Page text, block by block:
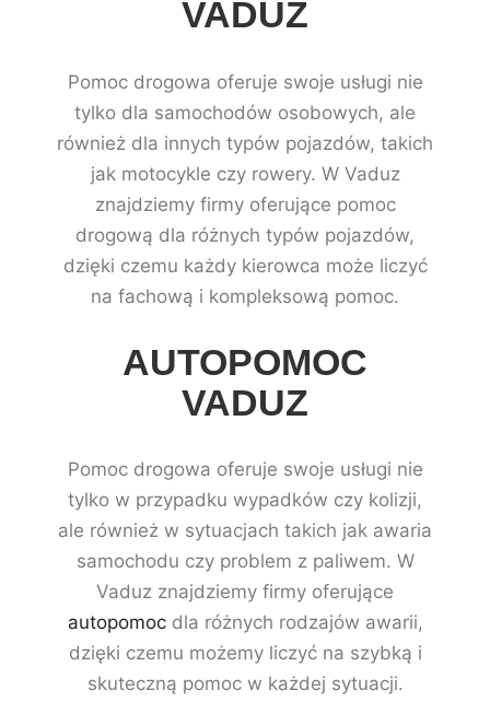
VADUZ
Pomoc drogowa oferuje swoje usługi nie
tylko dla samochodów osobowych, ale
również dla innych typów pojazdów, takich
jak motocykle czy rowery. W Vaduz
znajdziemy firmy oferujące pomoc
drogową dla różnych typów pojazdów,
dzięki czemu każdy kierowca może liczyć
na fachową i kompleksową pomoc.
AUTOPOMOC
VADUZ
Pomoc drogowa oferuje swoje usługi nie
tylko w przypadku wypadków czy kolizji,
ale również w sytuacjach takich jak awaria
samochodu czy problem z paliwem. W
Vaduz znajdziemy firmy oferujące
autopomocdla różnych rodzajów awarii,
dzięki czemu możemy liczyć na szybką i
skuteczną pomoc w każdej sytuacji.